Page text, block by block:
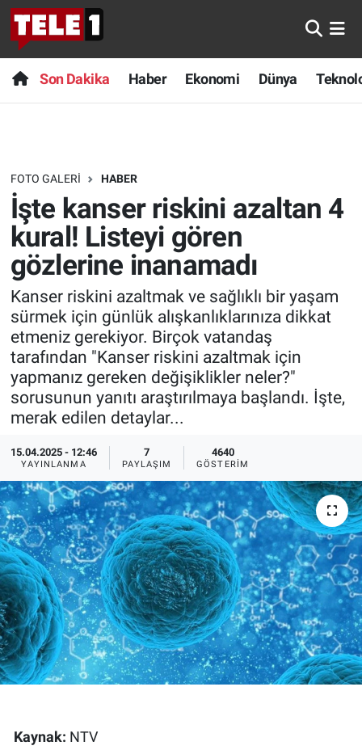
Son Dakika Haber Ekonomi Dünya
FOTO GALERI HABER
İşte kanser riskini azaltan 4
kural! Listeyi gören
gözlerine inanamadı
Kanser riskini azaltmak ve sağlıklı bir yaşam
sürmek için günlük alışkanlıklarınıza dikkat
etmeniz gerekiyor. Birçok vatandaş
tarafından "Kanser riskini azaltmak için
yapmanız gereken değişiklikler neler?"
sorusunun yanıtı araştırılmaya başlandı. İşte,
merak edilen detaylar...
15.04.2025 - 12:46
YAYINLANMA
7
PAYLAŞIM
4640
GÖSTERIM
Kaynak: NTV
Anında Manşet
Başka Sohbetler
Bilim turu
Bilim ve Teknoloji Evreni
Doğa Konuşuyor
Dünya
Ege Saati
Ege'den Esintiler
Ekonomi
Forum
Gerçeğin İzinde
Gün Başlıyor
Gün Bitiyor
Son Dakika
Haber
Dünya
Teknoloji
Sağlık
Spor
Yayın Akışı
İletişim
Nöbetçi Eczaneler
Hava Durumu
Trafik Durumu
Süper Lig Puan Durumu ve Fikstür
Tüm Manşetler
Son Dakika Haberleri
Haber Arşivi